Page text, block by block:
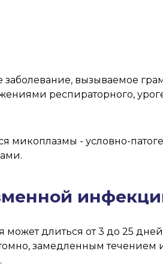
заболевание, вызываемое
респираторного,
микоплазмы - условно-
длиться от 3 до 25
замедленным течением